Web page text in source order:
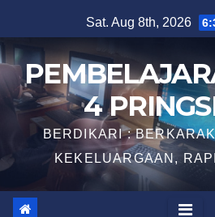
to
content
Sat. Aug 8th, 2026
4
BERDIKARI :
KEKELUARGAAN,